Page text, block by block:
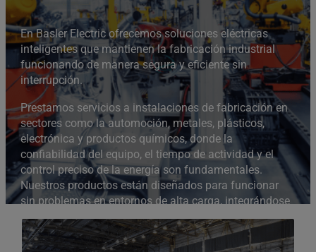
En Basler Electric ofrecemos soluciones eléctricas
inteligentes que mantienen la fabricación industrial
funcionando de manera segura y eficiente sin
interrupción.
Prestamos servicios a instalaciones de fabricación en
sectores como la automoción, metales, plásticos,
electrónica y productos químicos, donde la
confiabilidad del equipo, el tiempo de actividad y el
control preciso de la energía son fundamentales.
Nuestros productos están diseñados para funcionar
sin problemas en entornos de alta carga, integrándose
en infraestructuras digitales heredadas y modernas
para respaldar la fabricación a escala.